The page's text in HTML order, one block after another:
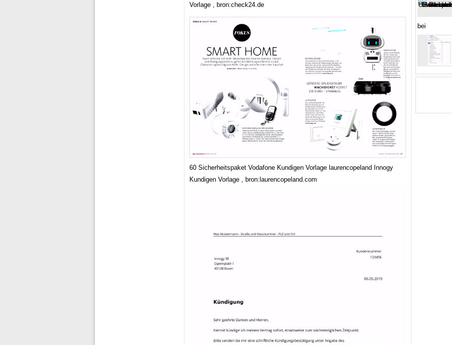
Vorlage , bron:check24.de
60 Sicherheitspaket Vodafone Kundigen Vorlage laurencopeland Innogy
Kundigen Vorlage , bron:laurencopeland.com
bei